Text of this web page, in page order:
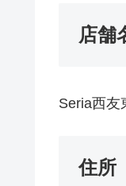
店舗
Seria西友
住所